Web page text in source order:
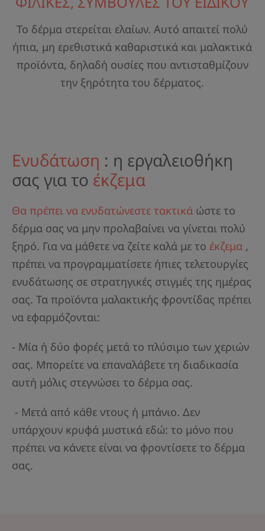
Το δέρμα στερείται ελαίων. Αυτό απαιτεί πολύ
ήπια, μη ερεθιστικά καθαριστικά και μαλακτικά
προϊόντα, δηλαδή ουσίες που αντισταθμίζουν
την ξηρότητα του δέρματος.
Ενυδάτωση : η εργαλειοθήκη
σας για το έκζεμα
Θα πρέπει να ενυδατώνεστε τακτικά ώστε το
δέρμα σας να μην προλαβαίνει να γίνεται πολύ
ξηρό. Για να μάθετε να ζείτε καλά με το έκζεμα ,
πρέπει να προγραμματίσετε ήπιες τελετουργίες
ενυδάτωσης σε στρατηγικές στιγμές της ημέρας
σας. Τα προϊόντα μαλακτικής φροντίδας πρέπει
να εφαρμόζονται:
- Μία ή δύο φορές μετά το πλύσιμο των χεριών
σας. Μπορείτε να επαναλάβετε τη διαδικασία
αυτή μόλις στεγνώσει το δέρμα σας.
- Μετά από κάθε ντους ή μπάνιο. Δεν
υπάρχουν κρυφά μυστικά εδώ: το μόνο που
πρέπει να κάνετε είναι να φροντίσετε το δέρμα
σας.